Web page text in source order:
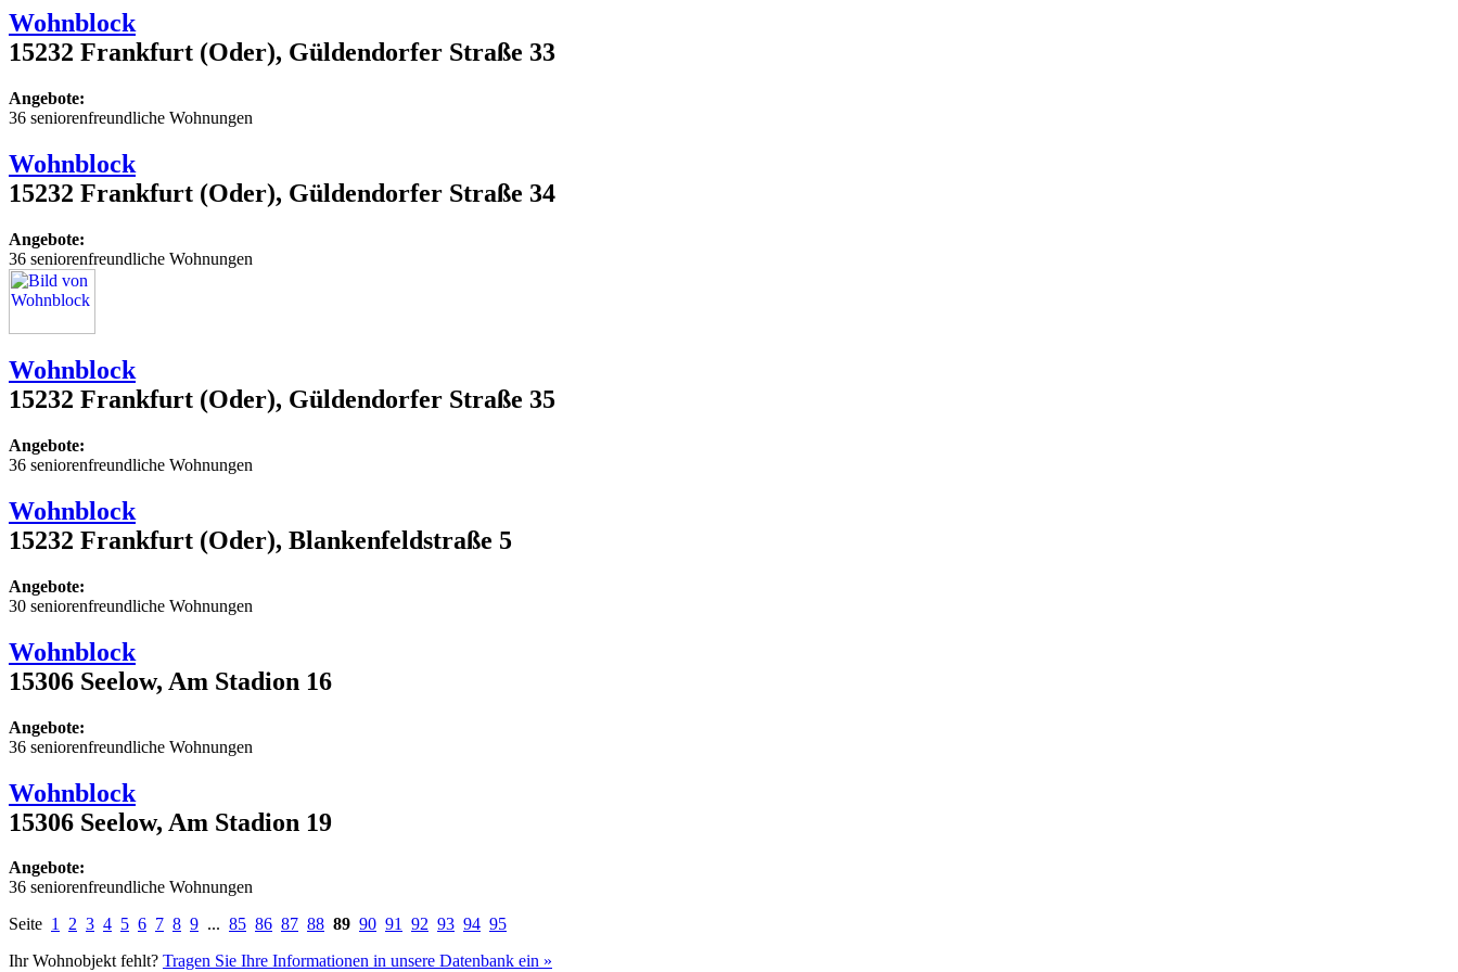
Wohnblock
15232 Frankfurt (Oder), Güldendorfer Straße 33
Angebote:
36 seniorenfreundliche Wohnungen
Wohnblock
15232 Frankfurt (Oder), Güldendorfer Straße 34
Angebote:
36 seniorenfreundliche Wohnungen
Wohnblock
15232 Frankfurt (Oder), Güldendorfer Straße 35
Angebote:
36 seniorenfreundliche Wohnungen
Wohnblock
15232 Frankfurt (Oder), Blankenfeldstraße 5
Angebote:
30 seniorenfreundliche Wohnungen
Wohnblock
15306 Seelow, Am Stadion 16
Angebote:
36 seniorenfreundliche Wohnungen
Wohnblock
15306 Seelow, Am Stadion 19
Angebote:
36 seniorenfreundliche Wohnungen
Seite 1 2 3 4 5 6 7 8 9 ... 85 86 87 88 89 90 91 92 93 94 95
Ihr Wohnobjekt fehlt? Tragen Sie Ihre Informationen in unsere Datenbank ein »